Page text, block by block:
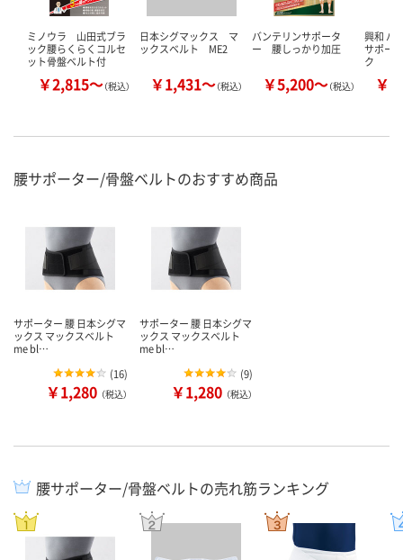
ミノウラ 山田式ブラ
ック腰らくらくコルセ
ット骨盤ベルト付
￥2,815～（税込）
日本シグマックス マ
ックスベルト ME2
￥1,431～（税込）
バンテリンサポータ
ー 腰しっかり加圧
￥5,200～（税込）
興和 バ
サポー
ク
￥
腰サポーター/骨盤ベルトのおすすめ商品
サポーター 腰 日本シグマ
ックス マックスベルト
me bl…
(16)
￥1,280 （税込）
サポーター 腰 日本シグマ
ックス マックスベルト
me bl…
(9)
￥1,280 （税込）
腰サポーター/骨盤ベルトの売れ筋ランキング